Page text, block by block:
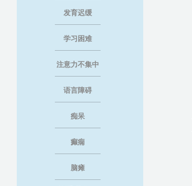
发育迟缓
学习困难
注意力不集中
语言障碍
痴呆
癫痫
脑瘫